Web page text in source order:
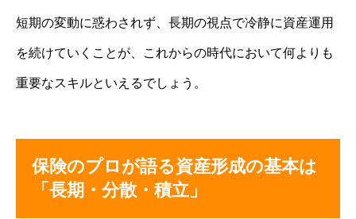
短期の変動に惑わされず、長期の視点で冷静に資産運用
を続けていくことが、これからの時代において何よりも
重要なスキルといえるでしょう。
保険のプロが語る資産形成の基本は
「長期・分散・積立」